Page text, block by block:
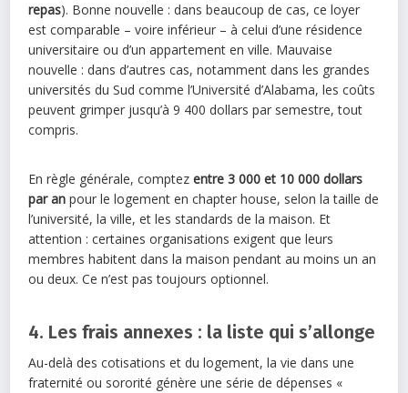
repas). Bonne nouvelle : dans beaucoup de cas, ce loyer
est comparable – voire inférieur – à celui d’une résidence
universitaire ou d’un appartement en ville. Mauvaise
nouvelle : dans d’autres cas, notamment dans les grandes
universités du Sud comme l’Université d’Alabama, les coûts
peuvent grimper jusqu’à 9 400 dollars par semestre, tout
compris.
En règle générale, comptezentre 3 000 et 10 000 dollars
par an pour le logement en chapter house, selon la taille de
l’université, la ville, et les standards de la maison. Et
attention : certaines organisations exigent que leurs
membres habitent dans la maison pendant au moins un an
ou deux. Ce n’est pas toujours optionnel.
4. Les frais annexes : la liste qui s’allonge
Au-delà des cotisations et du logement, la vie dans une
fraternité ou sororité génère une série de dépenses «